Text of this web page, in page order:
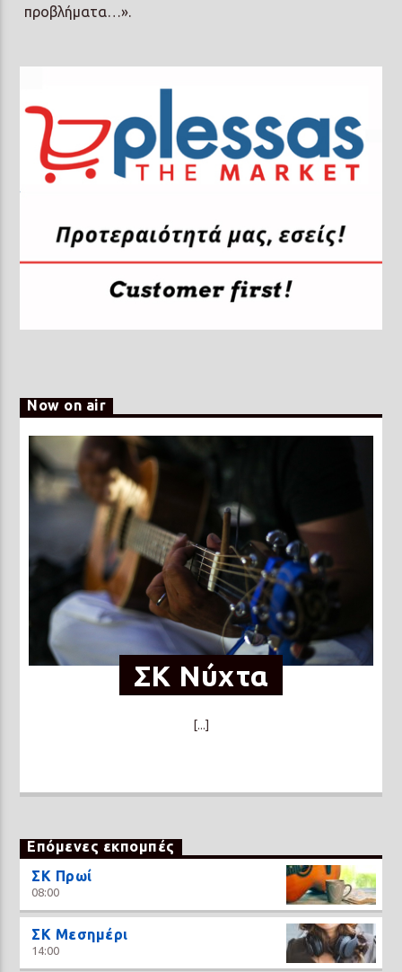
προβλήματα…».
Now on air
ΣΚ Νύχτα
[...]
Επόμενες εκπομπές
ΣΚ Πρωί
08:00
ΣΚ Μεσημέρι
14:00